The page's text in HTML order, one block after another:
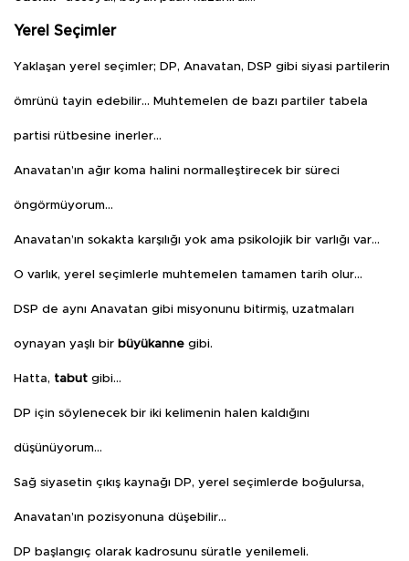
Yerel Seçimler
Yaklaşan yerel seçimler; DP, Anavatan, DSP gibi siyasi partilerin
ömrünü tayin edebilir… Muhtemelen de bazı partiler tabela
partisi rütbesine inerler…
Anavatan’ın ağır koma halini normalleştirecek bir süreci
öngörmüyorum…
Anavatan’ın sokakta karşılığı yok ama psikolojik bir varlığı var…
O varlık, yerel seçimlerle muhtemelen tamamen tarih olur…
DSP de aynı Anavatan gibi misyonunu bitirmiş, uzatmaları
oynayan yaşlı bir büyükanne gibi.
Hatta, tabut gibi…
DP için söylenecek bir iki kelimenin halen kaldığını
düşünüyorum…
Sağ siyasetin çıkış kaynağı DP, yerel seçimlerde boğulursa,
Anavatan’ın pozisyonuna düşebilir…
DP başlangıç olarak kadrosunu süratle yenilemeli.